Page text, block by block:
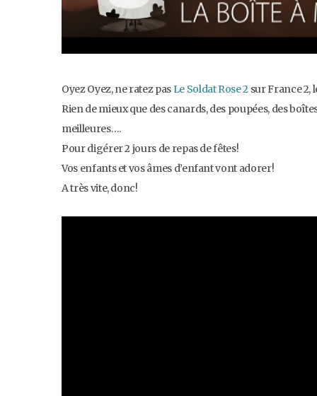
Oyez Oyez, ne ratez pas Le Soldat Rose 2 sur France 2,
Rien de mieux que des canards, des poupées, des
meilleures….
Pour digérer 2 jours de repas de fêtes!
Vos enfants et vos âmes d’enfant vont adorer!
A très vite, donc!